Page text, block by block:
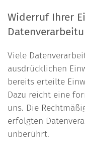
Widerruf Ihrer
Viele
ausdrücklichen
bereits erteilte
Dazu reicht eine
uns. Die
erfolgten
unberührt.